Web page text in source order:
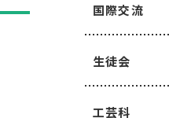
国際交流
生徒会
工芸科